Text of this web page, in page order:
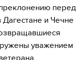
перед
и Чечне
уважением